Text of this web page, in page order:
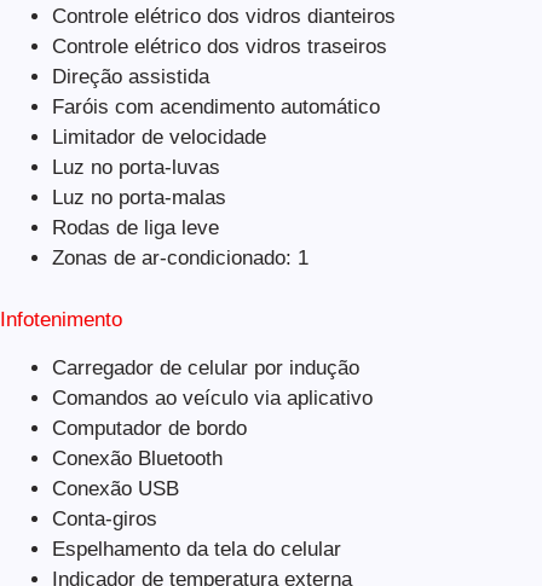
Controle elétrico dos vidros dianteiros
Controle elétrico dos vidros traseiros
Direção assistida
Faróis com acendimento automático
Limitador de velocidade
Luz no porta-luvas
Luz no porta-malas
Rodas de liga leve
Zonas de ar-condicionado: 1
Infotenimento
Carregador de celular por indução
Comandos ao veículo via aplicativo
Computador de bordo
Conexão Bluetooth
Conexão USB
Conta-giros
Espelhamento da tela do celular
Indicador de temperatura externa